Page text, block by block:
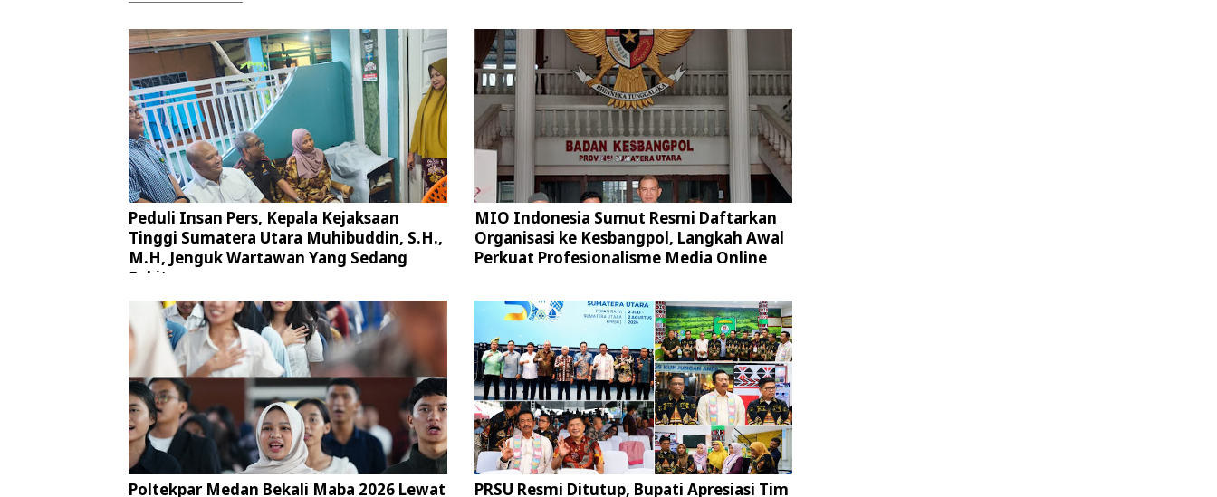
Peduli Insan Pers, Kepala Kejaksaan
Tinggi Sumatera Utara Muhibuddin, S.H.,
M.H, Jenguk Wartawan Yang Sedang
Sakit
MIO Indonesia Sumut Resmi Daftarkan
Organisasi ke Kesbangpol, Langkah Awal
Perkuat Profesionalisme Media Online
Poltekpar Medan Bekali Maba 2026 Lewat PRSU Resmi Ditutup, Bupati Apresiasi Tim